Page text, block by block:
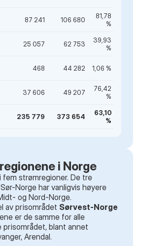
87 241 106 680
81,78
%
25 057 62 753
39,93
%
468 44 282 1,06 %
37 606 49 207
76,42
%
235 779 373 654
63,10
%
i Norge
fem strømregioner. De tre
Norge har vanligvis høyere
og Nord-Norge.
av prisområdet Sørvest-Norge
er de samme for alle
prisområdet, blant annet
Arendal.